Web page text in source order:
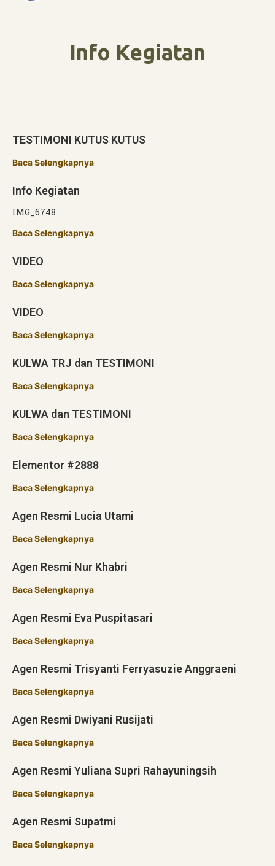
Info Kegiatan
TESTIMONI KUTUS KUTUS
Baca Selengkapnya
Info Kegiatan
IMG_6748
Baca Selengkapnya
VIDEO
Baca Selengkapnya
VIDEO
Baca Selengkapnya
KULWA TRJ dan TESTIMONI
Baca Selengkapnya
KULWA dan TESTIMONI
Baca Selengkapnya
Elementor #2888
Baca Selengkapnya
Agen Resmi Lucia Utami
Baca Selengkapnya
Agen Resmi Nur Khabri
Baca Selengkapnya
Agen Resmi Eva Puspitasari
Baca Selengkapnya
Agen Resmi Trisyanti Ferryasuzie Anggraeni
Baca Selengkapnya
Agen Resmi Dwiyani Rusijati
Baca Selengkapnya
Agen Resmi Yuliana Supri Rahayuningsih
Baca Selengkapnya
Agen Resmi Supatmi
Baca Selengkapnya